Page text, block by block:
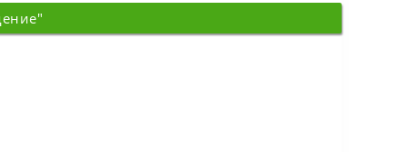
настроек
вашим